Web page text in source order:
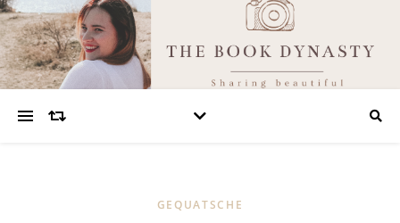
GEQUATSCHE